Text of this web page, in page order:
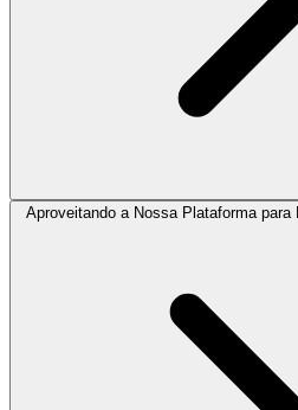
Aproveitando a Nossa Plataforma